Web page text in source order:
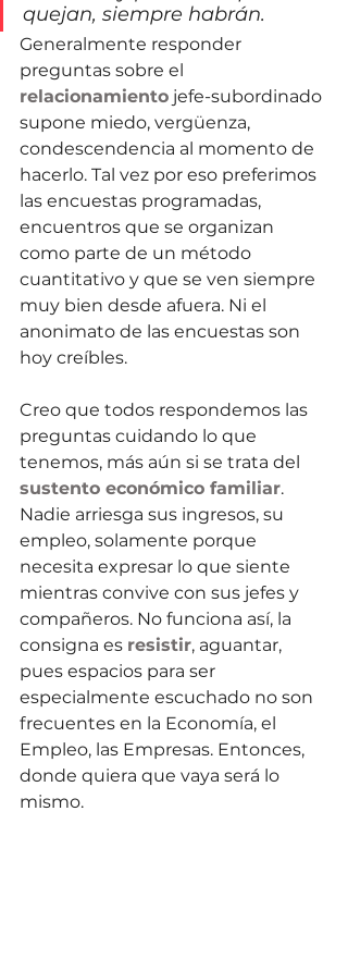
quejan, siempre habrán.
Generalmente responder
preguntas sobre el
relacionamiento jefe-subordinado
supone miedo, vergüenza,
condescendencia al momento de
hacerlo. Tal vez por eso preferimos
las encuestas programadas,
encuentros que se organizan
como parte de un método
cuantitativo y que se ven siempre
muy bien desde afuera. Ni el
anonimato de las encuestas son
hoy creíbles.
Creo que todos respondemos las
preguntas cuidando lo que
tenemos, más aún si se trata del
sustento económico familiar.
Nadie arriesga sus ingresos, su
empleo, solamente porque
necesita expresar lo que siente
mientras convive con sus jefes y
compañeros. No funciona así, la
consigna es resistir, aguantar,
pues espacios para ser
especialmente escuchado no son
frecuentes en la Economía, el
Empleo, las Empresas. Entonces,
donde quiera que vaya será lo
mismo.